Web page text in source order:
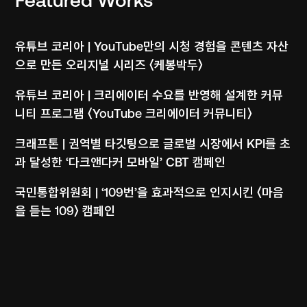
유튜브 코리아 | YouTube만의 시청 경험을 콘텐츠 자산
으로 만든 오리지널 시리즈 〈케봉박두〉
Social Communication
유튜브 코리아 | 크리에이터 수요를 반영해 설계한 커뮤
니티 프로그램 〈YouTube 크리에이터 커뮤니티〉
Performance
크래프톤 | 권역별 타깃팅으로 글로벌 시장에서 KPI를 초
과 달성한 ‘다크앤다커 모바일’ CBT 캠페인
Creative Campaign
국민통합위원회 | ‘109번’을 효과적으로 인지시킨 〈마음
을 듣는 109〉 캠페인